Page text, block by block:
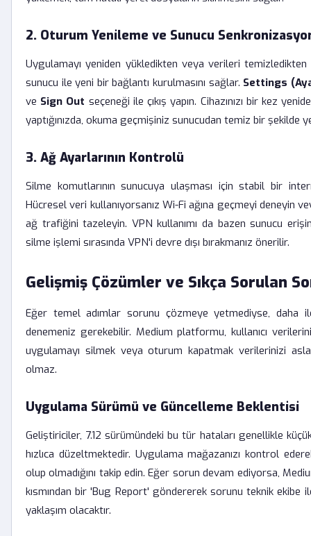
2. Oturum Yenileme ve Sunucu
Uygulamayı yeniden yükledikten veya verileri
sunucu ile yeni bir bağlantı kurulmasını sağlar. Settings
ve Sign Out seçeneği ile çıkış yapın. Cihazınızı bir kez
yaptığınızda, okuma geçmişiniz sunucudan temiz bir şekilde
3. Ağ Ayarlarının Kontrolü
Silme komutlarının sunucuya ulaşması için stabil bir
Hücresel veri kullanıyorsanız Wi-Fi ağına geçmeyi deneyin
ağ trafiğini tazeleyin. VPN kullanımı da bazen sunucu
silme işlemi sırasında VPN'i devre dışı bırakmanız önerilir.
Gelişmiş Çözümler ve Sıkça Sorulan
Eğer temel adımlar sorunu çözmeye yetmediyse, daha
denemeniz gerekebilir. Medium platformu, kullanıcı
uygulamayı silmek veya oturum kapatmak verilerinizi
olmaz.
Uygulama Sürümü ve Güncelleme Beklentisi
Geliştiriciler, 7.12 sürümündeki bu tür hataları genellikle
hızlıca düzeltmektedir. Uygulama mağazanızı kontrol
olup olmadığını takip edin. Eğer sorun devam ediyorsa,
kısmından bir 'Bug Report' göndererek sorunu teknik ekibe
yaklaşım olacaktır.